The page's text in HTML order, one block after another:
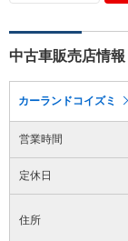
中古車販売店情報
カーランドコイズミ
営業時間
定休日
住所